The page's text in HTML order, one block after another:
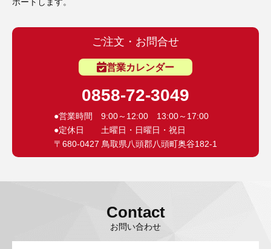
ご注文・お問合せ
営業カレンダー
0858-72-3049
●営業時間 9:00～12:00 13:00～17:00
●定休日 土曜日・日曜日・祝日
〒680-0427 鳥取県八頭郡八頭町奥谷182-1
Contact
お問い合わせ